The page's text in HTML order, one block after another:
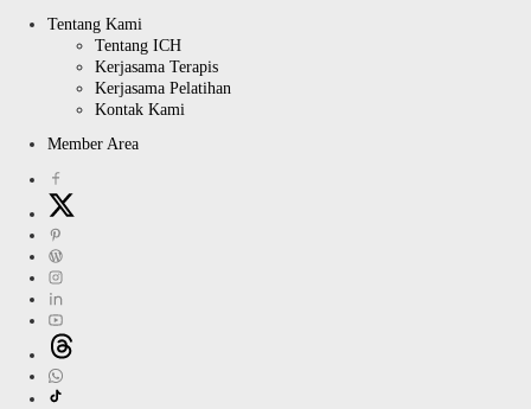
Tentang Kami
Tentang ICH
Kerjasama Terapis
Kerjasama Pelatihan
Kontak Kami
Member Area